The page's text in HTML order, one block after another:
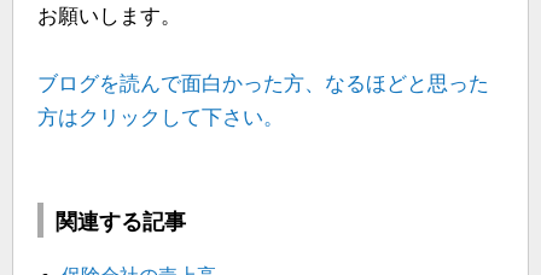
お願いします。
ブログを読んで面白かった方、なるほどと思った
方はクリックして下さい。
関連する記事